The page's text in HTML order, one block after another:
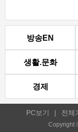
방송EN
생활.문화
경제
PC보기 | 전체
Copyright